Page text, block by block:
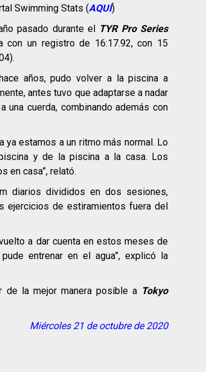
Swimming Stats (AQUÍ)
pasado durante el TYR Pro Series
con un registro de 16:17.92, con 15
años, pudo volver a la piscina a
antes tuvo que adaptarse a nadar
cuerda, combinando además con
ya estamos a un ritmo más normal. Lo
y de la piscina a la casa. Los
en casa”, relató.
diarios divididos en dos sesiones,
ejercicios de estiramientos fuera del
a dar cuenta en estos meses de
entrenar en el agua”, explicó la
de la mejor manera posible a Tokyo
Miércoles 21 de octubre de 2020